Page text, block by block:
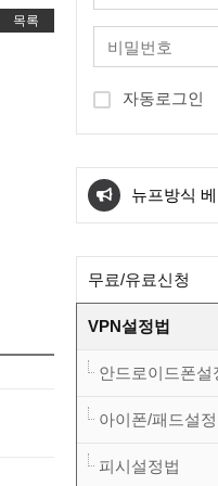
목록
자동로그인
아이폰 전
뉴프방식
공지
KT서버 삭
와이드 방
니다.(적용
이 변경 되
문참고)
와이드 방
OVPN파일
아이폰 전용
무료/유료신청
VPN설정법
안드로이드폰설
아이폰/패드설
피시설정법